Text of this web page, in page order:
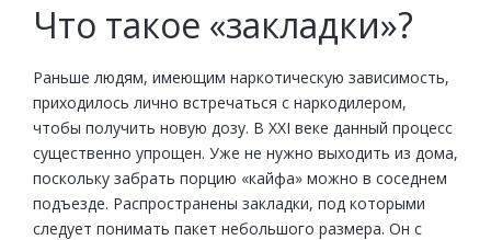
Что такое «закладки»?
Раньше людям, имеющим наркотическую зависимость,
приходилось лично встречаться с наркодилером,
чтобы получить новую дозу. В XXI веке данный процесс
существенно упрощен. Уже не нужно выходить из дома,
поскольку забрать порцию «кайфа» можно в соседнем
подъезде. Распространены закладки, под которыми
следует понимать пакет небольшого размера. Он с